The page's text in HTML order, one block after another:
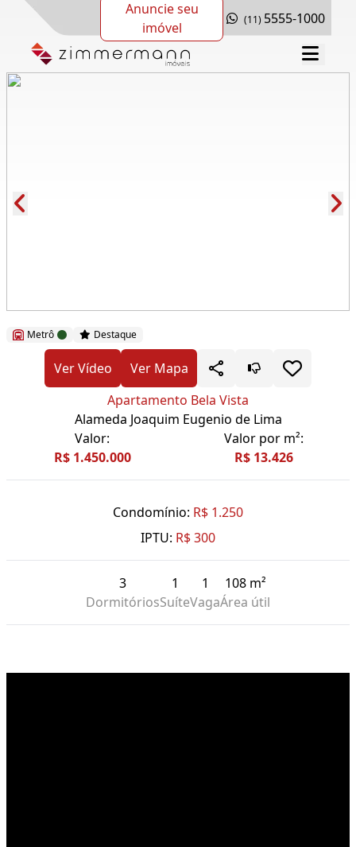
Anuncie seu
imóvel
(11) 5555-1000
Metrô Destaque
Ver Vídeo
Ver Mapa
Apartamento Bela Vista
Alameda Joaquim Eugenio de Lima
Valor:
R$ 1.450.000
Valor por m²:
R$ 13.426
Condomínio: R$ 1.250
IPTU: R$ 300
3
Dormitórios
1
Suíte
1
Vaga
108 m²
Área útil